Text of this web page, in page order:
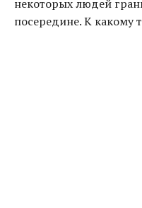
некоторых людей
посередине. К какому